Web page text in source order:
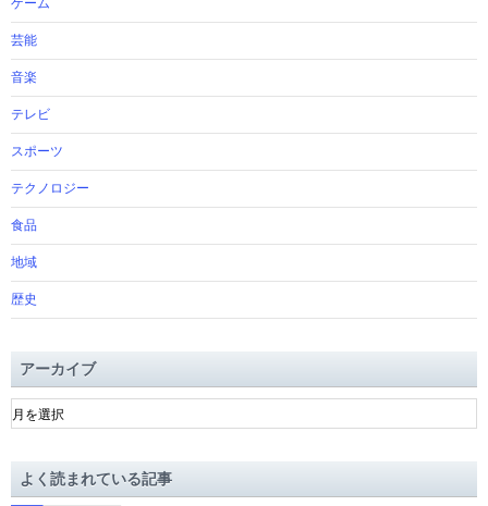
ゲーム
芸能
音楽
テレビ
スポーツ
テクノロジー
食品
地域
歴史
アーカイブ
ア
ー
ブよく読まれている記事